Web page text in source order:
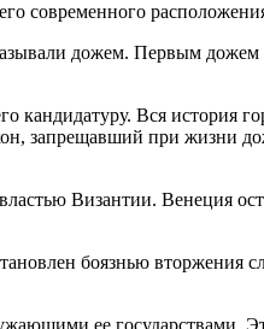
современного
дожем. Первым
кандидатуру. Вся история
запрещавший при жизни
Византии. Венеция
боязнью вторжения